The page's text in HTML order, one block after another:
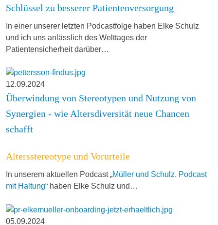
Schlüssel zu besserer Patientenversorgung
In einer unserer letzten Podcastfolge haben Elke Schulz
und ich uns anlässlich des Welttages der
Patientensicherheit darüber…
12.09.2024
Überwindung von Stereotypen und Nutzung von
Synergien - wie Altersdiversität neue Chancen
schafft
Altersstereotype und Vorurteile
In unserem aktuellen Podcast „Müller und Schulz. Podcast
mit Haltung“ haben Elke Schulz und…
05.09.2024